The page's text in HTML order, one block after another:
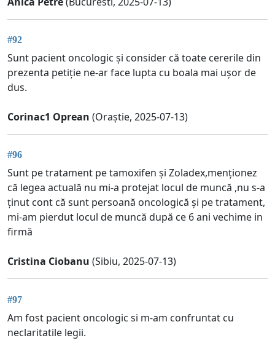
#92
Sunt pacient oncologic și consider că toate cererile din
prezenta petiție ne-ar face lupta cu boala mai ușor de
dus.
Corinac1 Oprean (Oraștie, 2025-07-13)
#96
Sunt pe tratament pe tamoxifen și Zoladex,menționez
că legea actuală nu mi-a protejat locul de muncă ,nu s-a
ținut cont că sunt persoană oncologică și pe tratament,
mi-am pierdut locul de muncă după ce 6 ani vechime in
firmă
Cristina Ciobanu (Sibiu, 2025-07-13)
#97
Am fost pacient oncologic si m-am confruntat cu
neclaritatile legii.